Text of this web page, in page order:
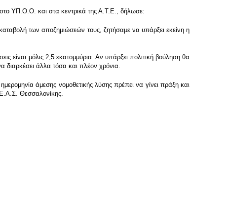
ΥΠ.Ο.Ο. και στα κεντρικά της Α.Τ.Ε., δήλωσε:
των αποζημιώσεών τους, ζητήσαμε να υπάρξει εκείνη η
είναι μόλις 2,5 εκατομμύρια. Αν υπάρξει πολιτική βούληση θα
διαρκέσει άλλα τόσα και πλέον χρόνια.
άμεσης νομοθετικής λύσης πρέπει να γίνει πράξη και
Θεσσαλονίκης.